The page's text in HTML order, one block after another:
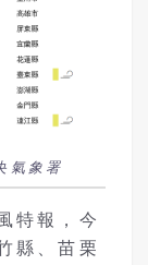
氣象署
特報，今
縣、苗栗